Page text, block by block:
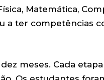
Matemática,
a ter competências
meses. Cada